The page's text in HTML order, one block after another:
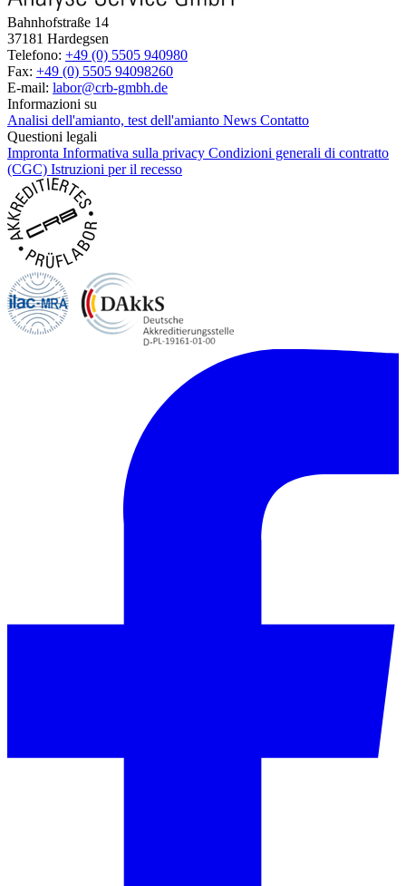
Bahnhofstraße 14
37181 Hardegsen
Telefono: +49 (0) 5505 940980
Fax: +49 (0) 5505 94098260
E-mail: labor@crb-gmbh.de
Informazioni su
Analisi dell'amianto, test dell'amianto News Contatto
Questioni legali
Impronta Informativa sulla privacy Condizioni generali di contratto
(CGC) Istruzioni per il recesso